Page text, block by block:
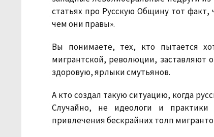
статьях про Русскую Общину тот
чем они правы».
Вы понимаете, тех, кто пытается
мигрантской, революции, заставляют
здоровую, ярлыки смутьянов.
А кто создал такую ситуацию, когда
Случайно, не идеологи и
привлечения бескрайних толп